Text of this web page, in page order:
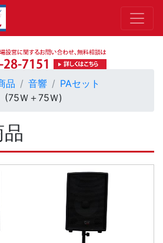
品 音響
PAセット
Ｗ＋75Ｗ)